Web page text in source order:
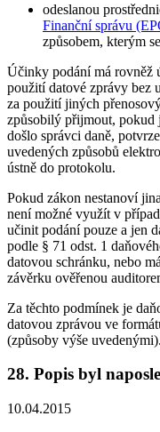
odeslanou
Finanční správu
způsobem, kterým
Účinky podání má rovněž
použití datové zprávy bez
za použití jiných
způsobilý přijmout, pokud
došlo správci daně,
uvedených způsobů
ústně do protokolu.
Pokud zákon nestanoví
není možné využít v
učinit podání pouze a jen
podle § 71 odst. 1
datovou schránku, nebo
závěrku ověřenou
Za těchto podmínek je
datovou zprávou ve
(způsoby výše uvedenými).
28. Popis byl
10.04.2015